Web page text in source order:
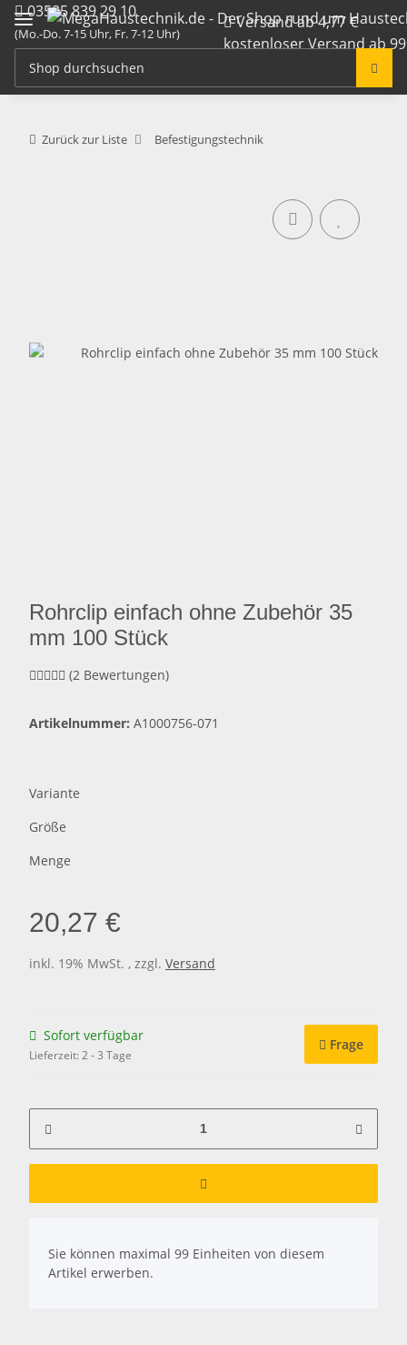
03585 839 29 10
(Mo.-Do. 7-15 Uhr, Fr. 7-12 Uhr)
info@megahaustechnik.de
Versand ab 4,77 €
kostenloser Versand ab
Zurück zur Liste Befestigungstechnik
Rohrclip einfach ohne Zubehör 35
mm 100 Stück
(2 Bewertungen)
Artikelnummer: A1000756-071
Variante
Größe
Menge
20,27 €
inkl. 19% MwSt. , zzgl. Versand
Sofort verfügbar
Lieferzeit: 2 - 3 Tage
Frage
Sie können maximal 99 Einheiten von diesem
Artikel erwerben.